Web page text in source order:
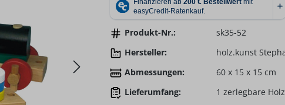
Produkt-Nr.:
sk35-52
Hersteller:
holz.kunst
Abmessungen:
60 x 15 x 15 cm
Lieferumfang:
1 zerlegbare